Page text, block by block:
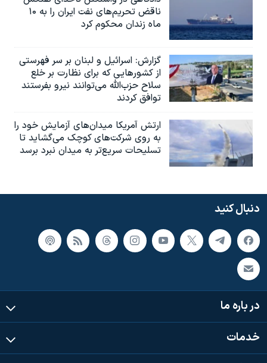
ناقض تحریم‌های نفت ایران را به ۱۰
ماه زندان محکوم کرد
گزارش‌: اسرائيل و لبنان بر سر فهرستی
از کشورهایی که برای نظارت بر خلع
سلاح حزب‌الله می‌توانند نیرو بفرستند
توافق کردند
ارتش آمریکا میدان‌های آزمایش خود را
به روی شرکت‌های کوچک می‌گشاید تا
تسلیحات سریع‌تر به میدان نبرد برسد
دنبال کنید
در باره ما
خدمات